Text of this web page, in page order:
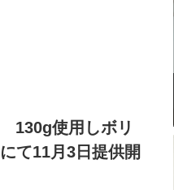
130g使用しボリ
て11月3日提供開